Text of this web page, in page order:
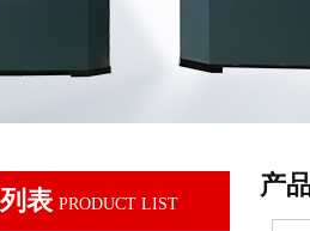
表 PRODUCT LIST
产